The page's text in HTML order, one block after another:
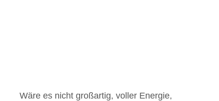
Wäre es nicht großartig, voller Energie,